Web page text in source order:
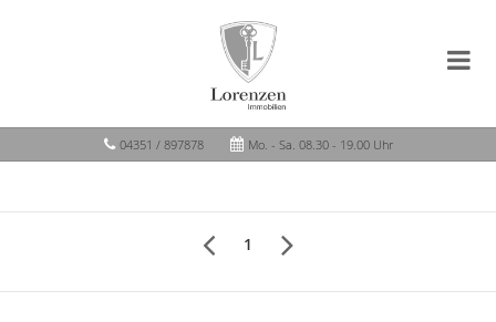
04351 / 897878 Mo. - Sa. 08.30 - 19.00 Uhr
1